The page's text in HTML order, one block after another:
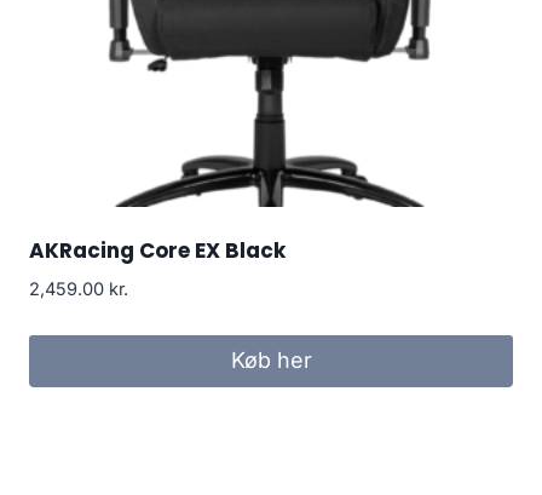
AKRacing Core EX Black
2,459.00 kr.
Køb her